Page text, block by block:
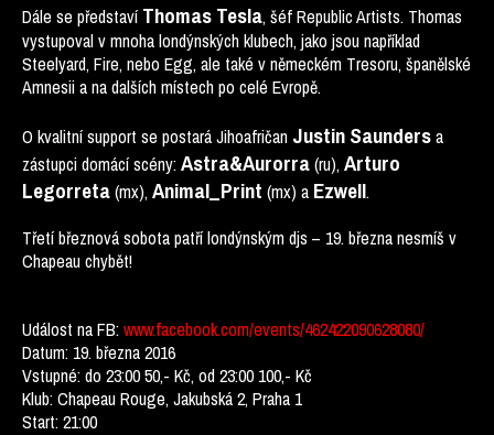
Dále se představí Thomas Tesla, šéf Republic Artists. Thomas
vystupoval v mnoha londýnských klubech, jako jsou například
Steelyard, Fire, nebo Egg, ale také v německém Tresoru, španělské
Amnesii a na dalších místech po celé Evropě.
O kvalitní support se postará Jihoafričan Justin Saundersa
zástupci domácí scény:Astra&Aurorra(ru), Arturo
Legorreta(mx), Animal_Print (mx) a Ezwell.
Třetí březnová sobota patří londýnským djs – 19. března nesmíš v
Chapeau chybět!
Událost na FB:www.facebook.com/events/462422090628080/
Datum: 19. března 2016
Vstupné: do 23:00 50,- Kč, od 23:00 100,- Kč
Klub: Chapeau Rouge, Jakubská 2, Praha 1
Start: 21:00